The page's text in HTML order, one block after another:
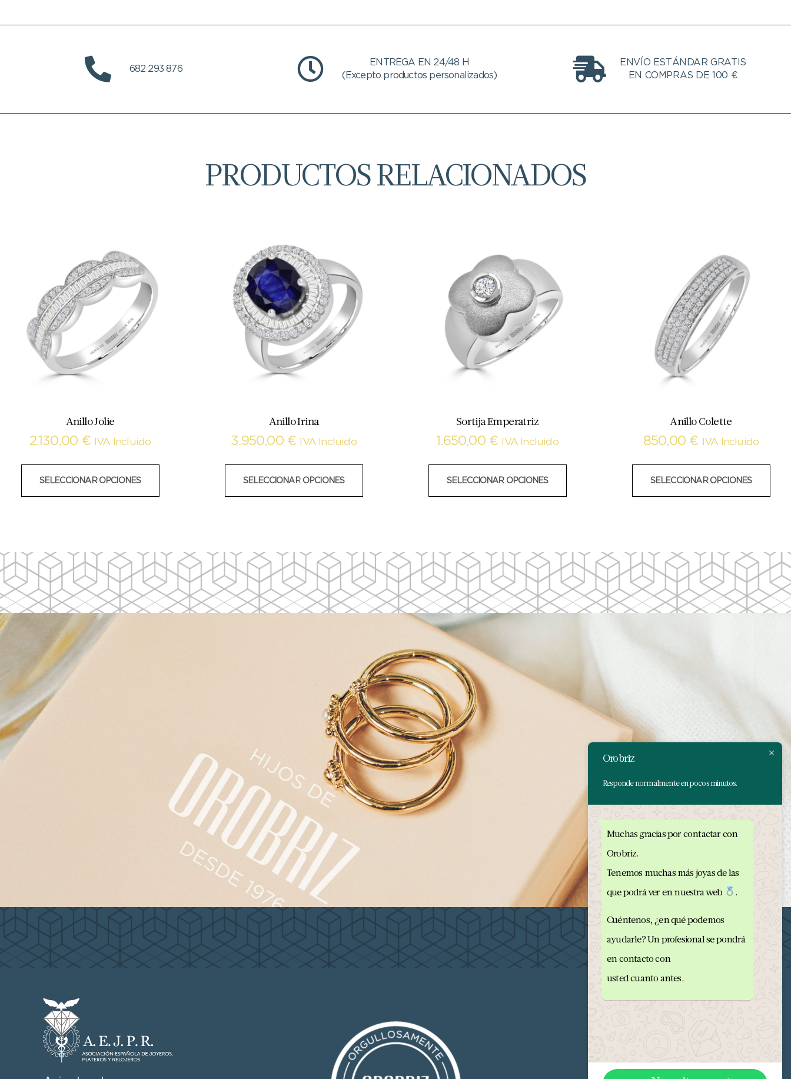
682 293 876
ENTREGA EN 24/48 H
(Excepto productos personalizados)
ENVÍO ESTÁNDAR GRATIS
EN COMPRAS DE 100 €
PRODUCTOS RELACIONADOS
Anillo Jolie
2.130,00 € IVA Incluido
SELECCIONAR OPCIONES
Anillo Irina
3.950,00 € IVA Incluido
SELECCIONAR OPCIONES
Sortija Emperatriz
1.650,00 € IVA Incluido
SELECCIONAR OPCIONES
Anillo Colette
850,00 € IVA Incluido
SELECCIONAR OPCIONES
Orobriz
Responde normalmente en pocos minutos.
Muchas gracias por contactar con
Orobriz.
Tenemos muchas más joyas de las
que podrá ver en nuestra web
.
Cuéntenos, ¿en qué podemos
ayudarle? Un profesional se pondrá
en contacto con
usted cuanto antes.